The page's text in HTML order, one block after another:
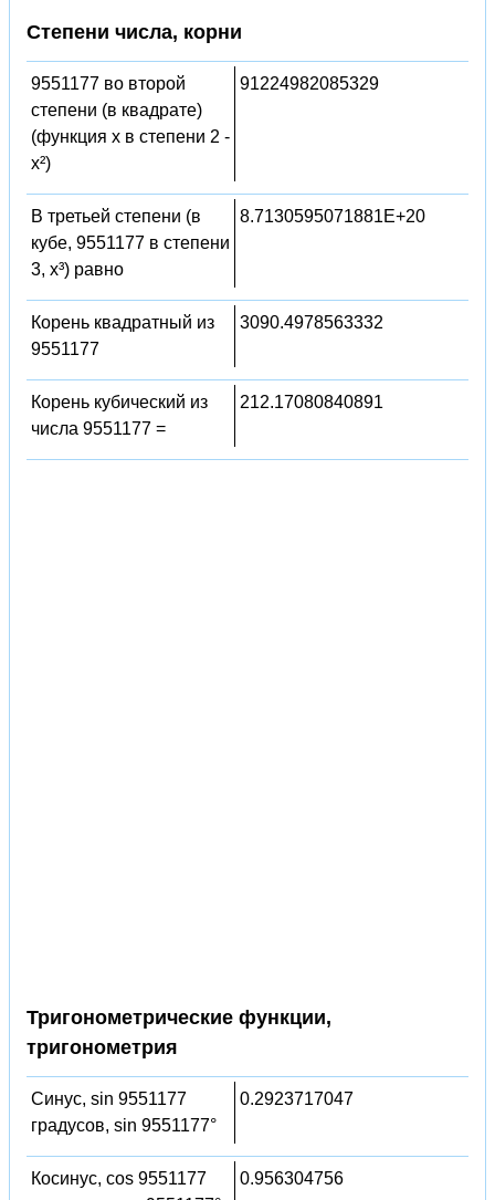
Степени числа, корни
9551177 во второй
степени (в квадрате)
(функция x в степени 2 -
x²)
91224982085329
В третьей степени (в
кубе, 9551177 в степени
3, x³) равно
8.7130595071881E+20
Корень квадратный из
9551177
3090.4978563332
Корень кубический из
числа 9551177 =
212.17080840891
Тригонометрические функции,
тригонометрия
Синус, sin 9551177
градусов, sin 9551177°
0.2923717047
Косинус, cos 9551177
0.956304756